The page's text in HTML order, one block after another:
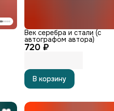
720 ₽
Век серебра и стали (с
автографом автора)
В корзину